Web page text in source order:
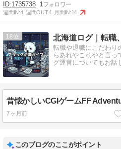
1735738 1
週間IN:4 週間OUT:4 月間IN:14
18 北海道ログ｜転職
転職や退職にこだわり
らあれやこれやと言っ
グ運営についてもお話
7ヶ月前
このブログのここがポイント